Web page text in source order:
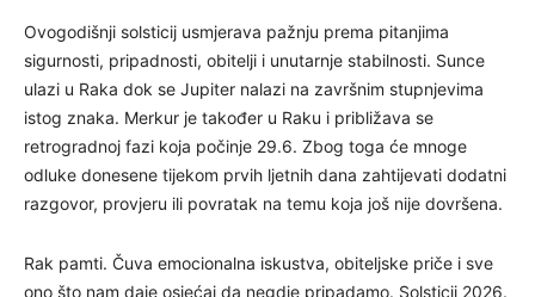
Ovogodišnji solsticij usmjerava pažnju prema pitanjima
sigurnosti, pripadnosti, obitelji i unutarnje stabilnosti. Sunce
ulazi u Raka dok se Jupiter nalazi na završnim stupnjevima
istog znaka. Merkur je također u Raku i približava se
retrogradnoj fazi koja počinje 29.6. Zbog toga će mnoge
odluke donesene tijekom prvih ljetnih dana zahtijevati dodatni
razgovor, provjeru ili povratak na temu koja još nije dovršena.
Rak pamti. Čuva emocionalna iskustva, obiteljske priče i sve
ono što nam daje osjećaj da negdje pripadamo. Solsticij 2026.